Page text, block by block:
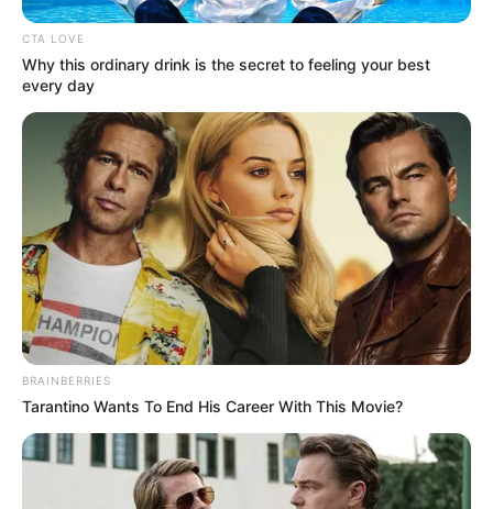
Επιταγή ακρίβειας: Ποιοι οι δικαιούχοι
Μια μικρή «ανάσα» στα νοικοκυριά θα δώσει η
επιταγή ακρίβειας
ευρώ θα λάβουν 2.300.000δικαιούχοιτα
Χριστούγεννα, που εμπίπτουν στις εξής
κατηγορίες:
-χαμηλοσυνταξιούχοι
-ανασφάλιστοι υπερήλικες
-άτομα με αναπηρία
-μακροχρόνια άνεργοι
-Δικαιούχοι ΚΕΑ
-Δικαιούχοι επιδόματος παιδιού
CTA LOVE
Why this ordinary drink is the secret to feeling your best
every day
BRAINBERRIES
Tarantino Wants To End His Career With This Movie?